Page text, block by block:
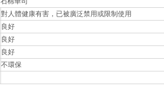
對人體健康有害，已被廣泛禁用或限制使用
良好
良好
良好
不環保